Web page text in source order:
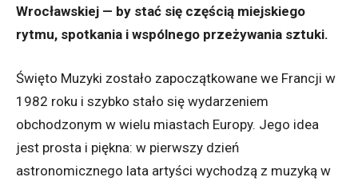
Wrocławskiej — by stać się częścią miejskiego
rytmu, spotkania i wspólnego przeżywania sztuki.
Święto Muzyki zostało zapoczątkowane we Francji w
1982 roku i szybko stało się wydarzeniem
obchodzonym w wielu miastach Europy. Jego idea
jest prosta i piękna: w pierwszy dzień
astronomicznego lata artyści wychodzą z muzyką w